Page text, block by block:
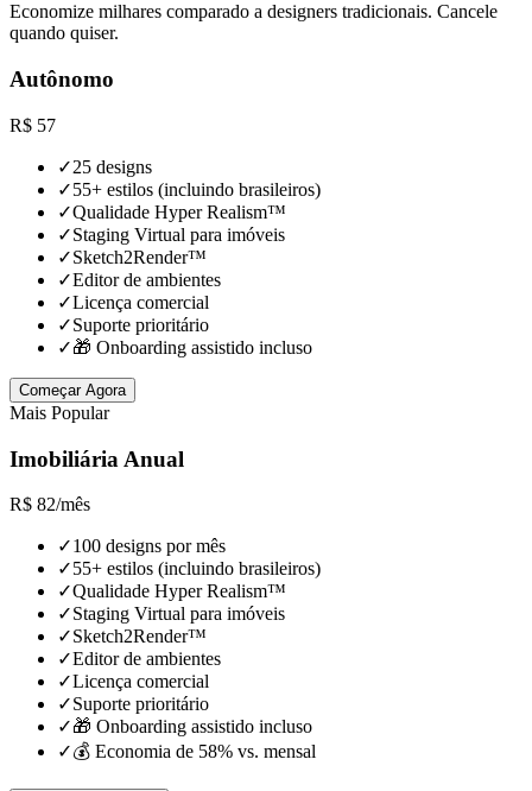
Economize milhares comparado a designers tradicionais. Cancele
quando quiser.
Autônomo
R$ 57
✓25 designs
✓55+ estilos (incluindo brasileiros)
✓Qualidade Hyper Realism™
✓Staging Virtual para imóveis
✓Sketch2Render™
✓Editor de ambientes
✓Licença comercial
✓Suporte prioritário
✓🎁 Onboarding assistido incluso
Começar Agora
Mais Popular
Imobiliária Anual
R$ 82/mês
✓100 designs por mês
✓55+ estilos (incluindo brasileiros)
✓Qualidade Hyper Realism™
✓Staging Virtual para imóveis
✓Sketch2Render™
✓Editor de ambientes
✓Licença comercial
✓Suporte prioritário
✓🎁 Onboarding assistido incluso
✓💰 Economia de 58% vs. mensal